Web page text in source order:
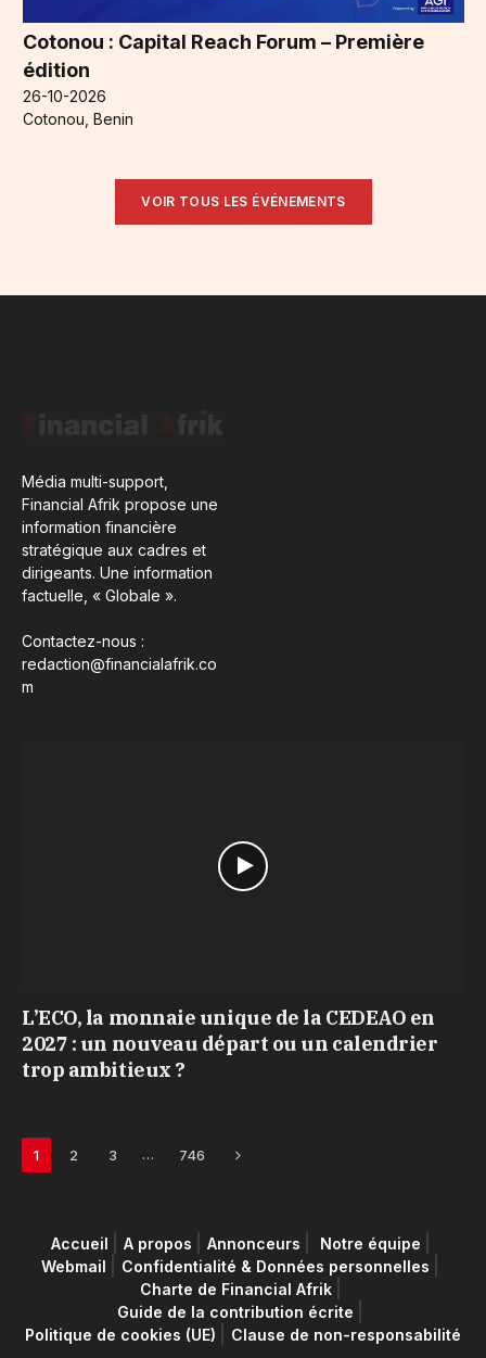
Cotonou : Capital Reach Forum – Première
édition
26-10-2026
Cotonou, Benin
VOIR TOUS LES ÉVÉNEMENTS
Média multi-support,
Financial Afrik propose une
information financière
stratégique aux cadres et
dirigeants. Une information
factuelle, « Globale ».
Contactez-nous :
redaction@financialafrik.co
m
L’ECO, la monnaie unique de la CEDEAO en
2027 : un nouveau départ ou un calendrier
trop ambitieux ?
1 2 3 … 746 Next
Accueil A propos Annonceurs
Notre équipe
Webmail
Confidentialité & Données personnelles
Charte de Financial Afrik
Guide de la contribution écrite
Politique de cookies (UE)
Clause de non-responsabilité